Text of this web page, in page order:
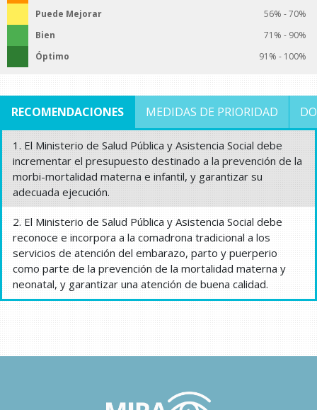
Puede Mejorar
56% - 70%
Bien
71% - 90%
Óptimo
91% - 100%
RECOMENDACIONES MEDIDAS DE PRIORIDAD
1. El Ministerio de Salud Pública y Asistencia Social debe
incrementar el presupuesto destinado a la prevención de la
morbi-mortalidad materna e infantil, y garantizar su
adecuada ejecución.
2. El Ministerio de Salud Pública y Asistencia Social debe
reconoce e incorpora a la comadrona tradicional a los
servicios de atención del embarazo, parto y puerperio
como parte de la prevención de la mortalidad materna y
neonatal, y garantizar una atención de buena calidad.